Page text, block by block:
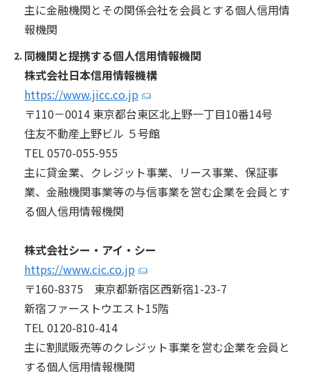
主に金融機関とその関係会社を会員とする個人信用情
報機関
同機関と提携する個人信用情報機関
株式会社日本信用情報機構
https://www.jicc.co.jp
〒110－0014 東京都台東区北上野一丁目10番14号
住友不動産上野ビル ５号館
TEL 0570-055-955
主に貸金業、クレジット事業、リース事業、保証事
業、金融機関事業等の与信事業を営む企業を会員とす
る個人信用情報機関
株式会社シー・アイ・シー
https://www.cic.co.jp
〒160-8375 東京都新宿区西新宿1-23-7
新宿ファーストウエスト15階
TEL 0120-810-414
主に割賦販売等のクレジット事業を営む企業を会員と
する個人信用情報機関